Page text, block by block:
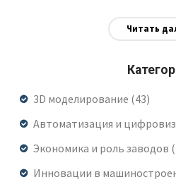
новичков и подсказываем,
производственных
интересуетесь
работой, здесь
Читать
3D моделирование (43)
Автоматизация и
Экономика и роль заводов
Инновации в